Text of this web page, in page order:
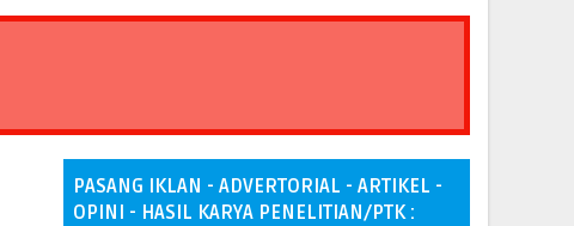
PASANG IKLAN - ADVERTORIAL - ARTIKEL -
OPINI - HASIL KARYA PENELITIAN/PTK :